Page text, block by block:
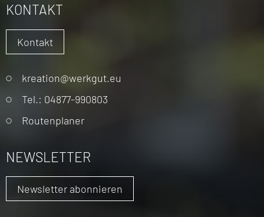
KONTAKT
Kontakt
Navigation
überspringen
kreation@werkgut.eu
Tel.: 04877-990803
Routenplaner
NEWSLETTER
Newsletter abonnieren